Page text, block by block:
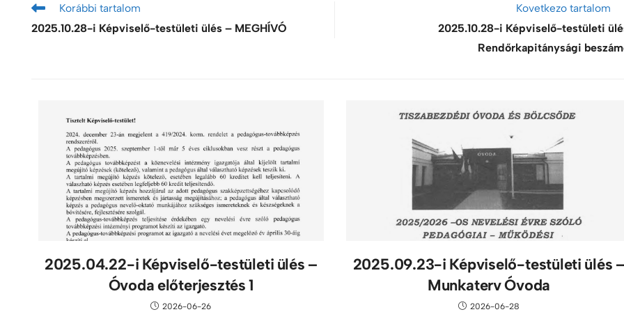
Korábbi tartalom
2025.10.28-i Képviselő-testületi ülés – MEGHÍVÓ
Kovetkezo tartalom
2025.10.28-i Képviselő-testületi
Rendőrkapitánysági
2025.04.22-i Képviselő-testületi ülés –
Óvoda előterjesztés 1
2026-06-26
2025.09.23-i Képviselő-testületi ülés –
Munkaterv Óvoda
2026-06-28